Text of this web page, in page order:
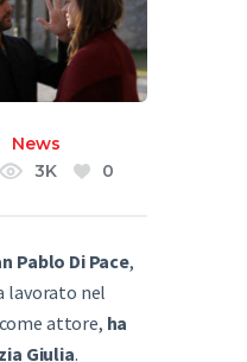
News
3K 0
Pablo Di Pace,
lavorato nel
attore, ha
Giulia.